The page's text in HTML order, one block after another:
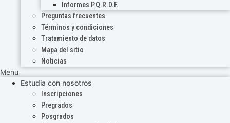
Informes P.Q.R.D.F.
Preguntas frecuentes
Términos y condiciones
Tratamiento de datos
Mapa del sitio
Noticias
Menu
Estudia con nosotros
Inscripciones
Pregrados
Posgrados